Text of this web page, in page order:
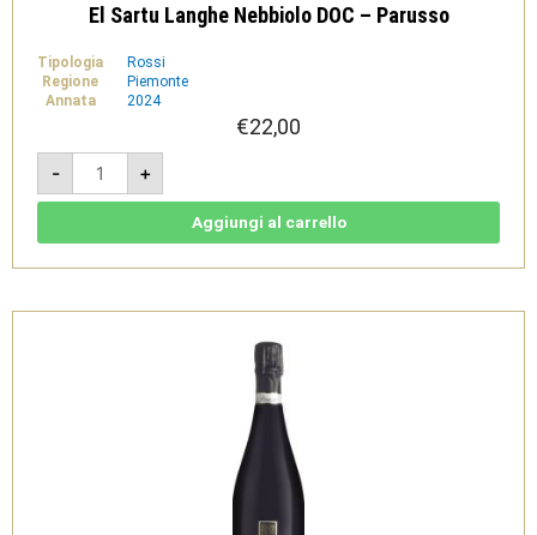
El Sartu Langhe Nebbiolo DOC – Parusso
Tipologia
Rossi
Regione
Piemonte
Annata
2024
€22,00
-
El
Sartu
Langhe
Nebbiolo
quantità
+
Aggiungi al carrello